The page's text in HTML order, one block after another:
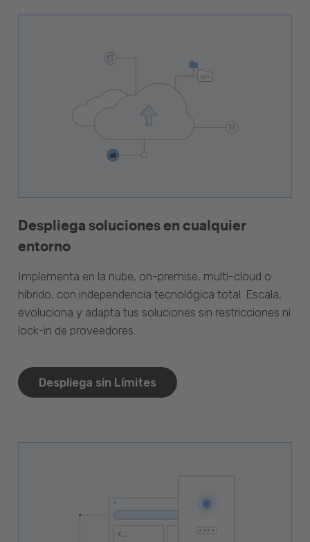
Despliega soluciones en cualquier
entorno
Implementa en la nube, on-premise, multi-cloud o
híbrido, con independencia tecnológica total. Escala,
evoluciona y adapta tus soluciones sin restricciones ni
lock-in de proveedores.
Despliega sin Límites